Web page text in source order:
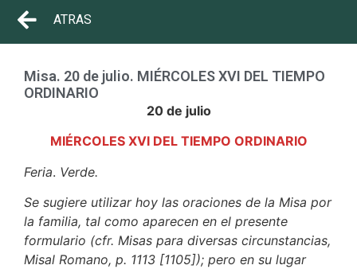
ATRAS
Misa. 20 de julio. MIÉRCOLES XVI DEL TIEMPO
ORDINARIO
20 de julio
MIÉRCOLES XVI DEL TIEMPO ORDINARIO
Feria. Verde.
Se sugiere utilizar hoy las oraciones de la Misa por
la familia, tal como aparecen en el presente
formulario (cfr. Misas para diversas circunstancias,
Misal Romano, p. 1113 [1105]); pero en su lugar